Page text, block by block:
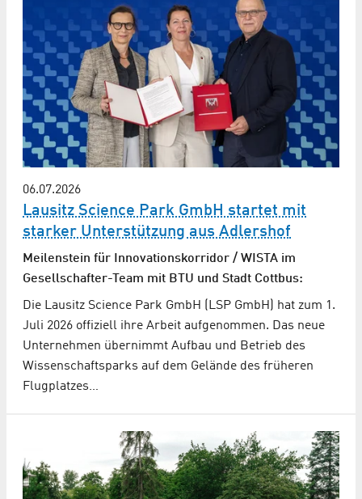
06.07.2026
Lausitz Science Park GmbH startet mit
starker Unterstützung aus Adlershof
Meilenstein für Innovationskorridor / WISTA im
Gesellschafter-Team mit BTU und Stadt Cottbus:
Die Lausitz Science Park GmbH (LSP GmbH) hat zum 1.
Juli 2026 offiziell ihre Arbeit aufgenommen. Das neue
Unternehmen übernimmt Aufbau und Betrieb des
Wissenschaftsparks auf dem Gelände des früheren
Flugplatzes…